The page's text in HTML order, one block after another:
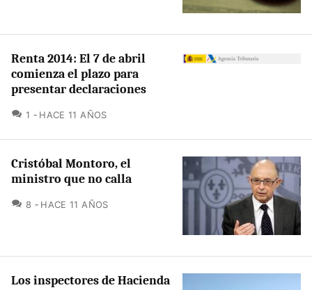
Renta 2014: El 7 de abril
comienza el plazo para
presentar declaraciones
1 COMENTARIOS
HACE 11 AÑOS
Cristóbal Montoro, el
ministro que no calla
8 COMENTARIOS
HACE 11 AÑOS
Los inspectores de Hacienda